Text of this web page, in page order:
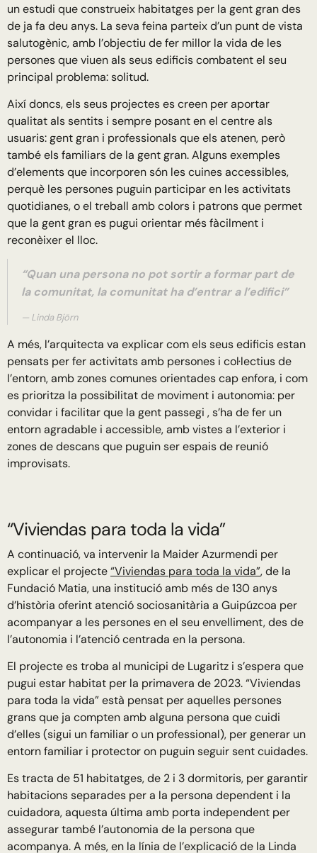
un estudi que construeix habitatges per la gent gran des
de ja fa deu anys. La seva feina parteix d’un punt de vista
salutogènic, amb l’objectiu de fer millor la vida de les
persones que viuen als seus edificis combatent el seu
principal problema: solitud.
Així doncs, els seus projectes es creen per aportar
qualitat als sentits i sempre posant en el centre als
usuaris: gent gran i professionals que els atenen, però
també els familiars de la gent gran. Alguns exemples
d’elements que incorporen són les cuines accessibles,
perquè les persones puguin participar en les activitats
quotidianes, o el treball amb colors i patrons que permet
que la gent gran es pugui orientar més fàcilment i
reconèixer el lloc.
“Quan una persona no pot sortir a formar part de
la comunitat, la comunitat ha d’entrar a l’edifici”
Linda Björn
A més, l’arquitecta va explicar com els seus edificis estan
pensats per fer activitats amb persones i col·lectius de
l’entorn, amb zones comunes orientades cap enfora, i com
es prioritza la possibilitat de moviment i autonomia: per
convidar i facilitar que la gent passegi , s’ha de fer un
entorn agradable i accessible, amb vistes a l’exterior i
zones de descans que puguin ser espais de reunió
improvisats.
“Viviendas para toda la vida”
A continuació, va intervenir la Maider Azurmendi per
explicar el projecte“Viviendas para toda la vida”, de la
Fundació Matia, una institució amb més de 130 anys
d’història oferint atenció sociosanitària a Guipúzcoa per
acompanyar a les persones en el seu envelliment, des de
l’autonomia i l’atenció centrada en la persona.
El projecte es troba al municipi de Lugaritz i s’espera que
pugui estar habitat per la primavera de 2023. “Viviendas
para toda la vida” està pensat per aquelles persones
grans que ja compten amb alguna persona que cuidi
d’elles (sigui un familiar o un professional), per generar un
entorn familiar i protector on puguin seguir sent cuidades.
Es tracta de 51 habitatges, de 2 i 3 dormitoris, per garantir
habitacions separades per a la persona dependent i la
cuidadora, aquesta última amb porta independent per
assegurar també l’autonomia de la persona que
acompanya. A més, en la línia de l’explicació de la Linda